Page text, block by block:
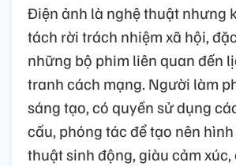
Điện ảnh là nghệ thuật nhưng
tách rời trách nhiệm xã hội,
những bộ phim liên quan đến
tranh cách mạng. Người làm
sáng tạo, có quyền sử dụng
cấu, phóng tác để tạo nên
thuật sinh động, giàu cảm xúc,